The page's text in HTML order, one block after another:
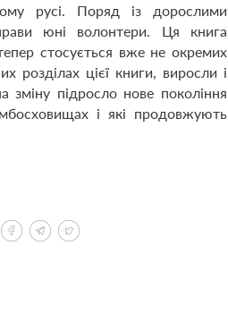
русі. Поряд із дорослими
юні волонтери. Ця книга
стосується вже не окремих
розділах цієї книги, виросли і
підросло нове покоління
і які продовжують